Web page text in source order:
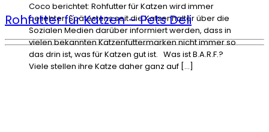
Coco berichtet: Rohfutter für Katzen wird immer
beliebter. Spätestens seit die Katzenhalter über die
Sozialen Medien darüber informiert werden, dass in
vielen bekannten Katzenfuttermarken nicht immer so
das drin ist, was für Katzen gut ist. Was ist B.A.R.F.?
Viele stellen ihre Katze daher ganz auf […]
Rohfutter für Katzen – Pets Deli